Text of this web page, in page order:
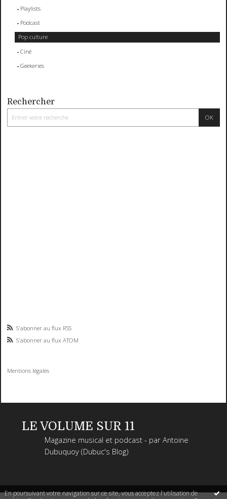
En poursuivant votre navigation sur ce site, vous acceptez l'utilisation de
Playlists
Podcast
Pop culture
Ciné
Geekeries
Rechercher
S'abonner au flux RSS
S'abonner au flux ATOM
Mentions légales
LE VOLUME SUR 11
Magazine musical et podcast - par Antoine
Dubuquoy (Dubuc's Blog)